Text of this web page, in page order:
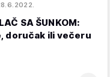
SA ŠUNKOM:
doručak ili večeru